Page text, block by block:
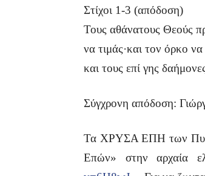
Στίχοι 1-3 (απόδοση)
Τους αθάνατους Θεούς
να τιμάς·και τον όρκο
και τους επί γης
Σύγχρονη απόδοση:
Τα ΧΡΥΣΑ ΕΠΗ των
Επών» στην αρχαία